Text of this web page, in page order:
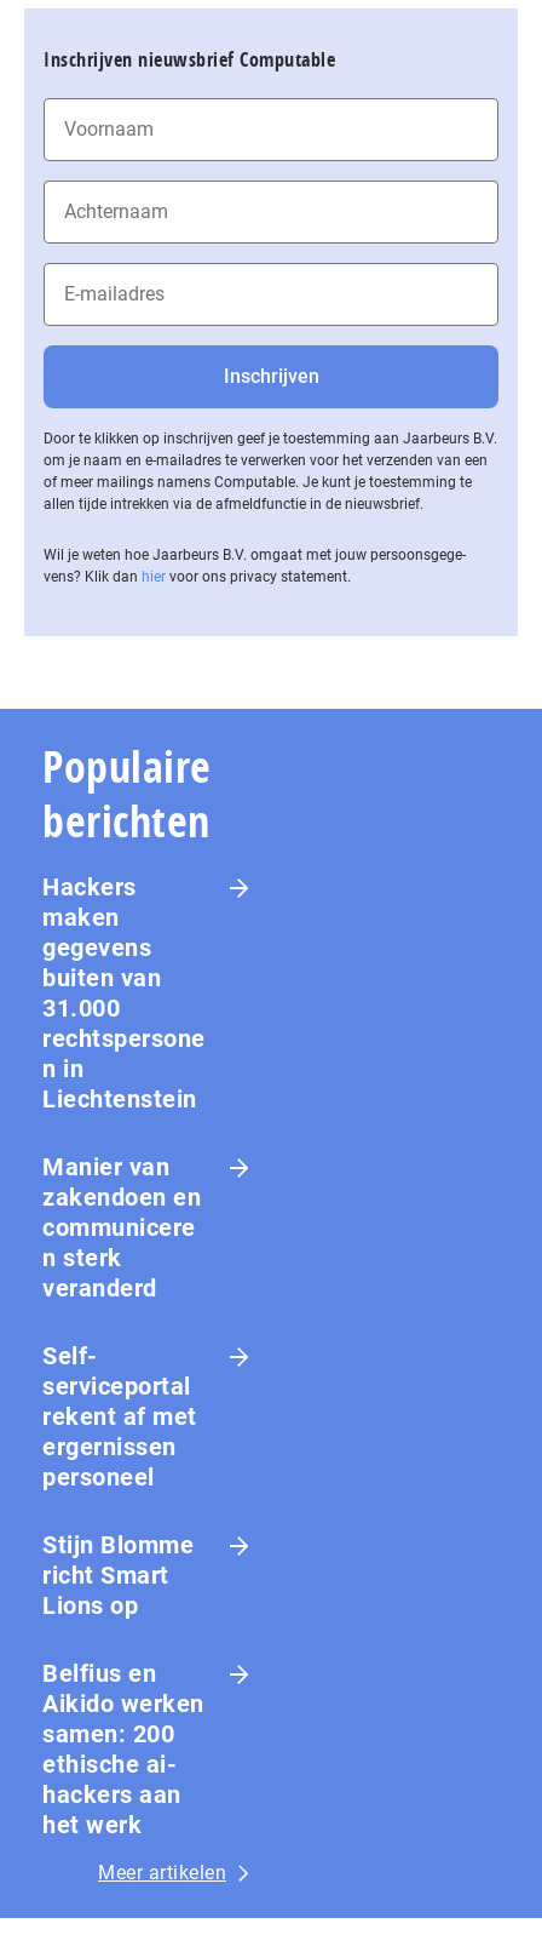
Inschrijven nieuwsbrief Computable
Door te klikken op inschrijven geef je toestemming aan Jaarbeurs B.V.
om je naam en e-mailadres te verwerken voor het verzenden van een
of meer mailings namens Computable. Je kunt je toestemming te
allen tijde intrekken via de af­meld­func­tie in de nieuwsbrief.
Wil je weten hoe Jaarbeurs B.V. omgaat met jouw per­soons­ge­ge­
vens? Klik dan hier voor ons privacy statement.
Populaire
berichten
Hackers
maken
gegevens
buiten van
31.000
rechtspersone
n in
Liechtenstein
Manier van
zakendoen en
communicere
n sterk
veranderd
Self-
serviceportal
rekent af met
ergernissen
personeel
Stijn Blomme
richt Smart
Lions op
Belfius en
Aikido werken
samen: 200
ethische ai-
hackers aan
het werk
Meer artikelen